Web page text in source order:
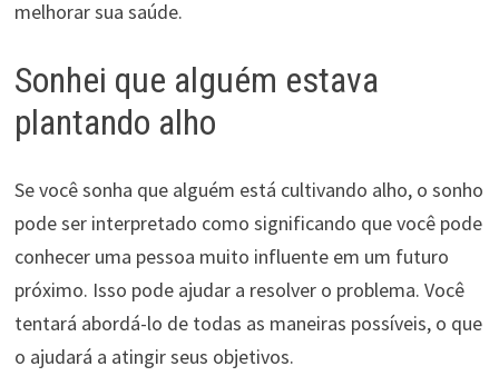
melhorar sua saúde.
Sonhei que alguém estava
plantando alho
Se você sonha que alguém está cultivando alho, o sonho
pode ser interpretado como significando que você pode
conhecer uma pessoa muito influente em um futuro
próximo. Isso pode ajudar a resolver o problema. Você
tentará abordá-lo de todas as maneiras possíveis, o que
o ajudará a atingir seus objetivos.